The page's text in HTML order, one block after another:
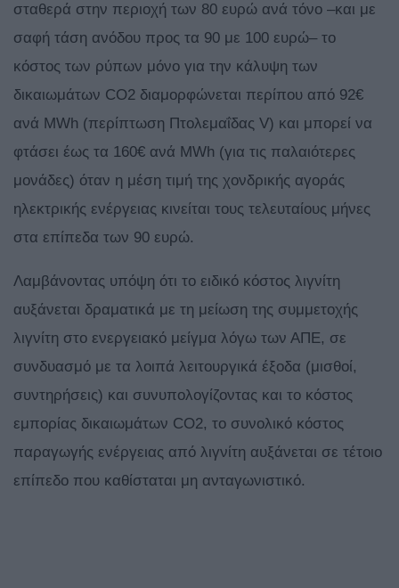
σταθερά στην περιοχή των 80 ευρώ ανά τόνο –και με
σαφή τάση ανόδου προς τα 90 με 100 ευρώ– το
κόστος των ρύπων μόνο για την κάλυψη των
δικαιωμάτων CO2 διαμορφώνεται περίπου από 92€
ανά MWh (περίπτωση Πτολεμαΐδας V) και μπορεί να
φτάσει έως τα 160€ ανά MWh (για τις παλαιότερες
μονάδες) όταν η μέση τιμή της χονδρικής αγοράς
ηλεκτρικής ενέργειας κινείται τους τελευταίους μήνες
στα επίπεδα των 90 ευρώ.
Λαμβάνοντας υπόψη ότι το ειδικό κόστος λιγνίτη
αυξάνεται δραματικά με τη μείωση της συμμετοχής
λιγνίτη στο ενεργειακό μείγμα λόγω των ΑΠΕ, σε
συνδυασμό με τα λοιπά λειτουργικά έξοδα (μισθοί,
συντηρήσεις) και συνυπολογίζοντας και το κόστος
εμπορίας δικαιωμάτων CO2, το συνολικό κόστος
παραγωγής ενέργειας από λιγνίτη αυξάνεται σε τέτοιο
επίπεδο που καθίσταται μη ανταγωνιστικό.